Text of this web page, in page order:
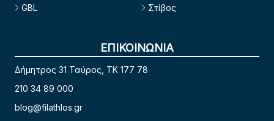
GBL
Στίβος
ΕΠΙΚΟΙΝΩΝΙΑ
Δήμητρος 31 Ταύρος, TK 177 78
210 34 89 000
blog@filathlos.gr